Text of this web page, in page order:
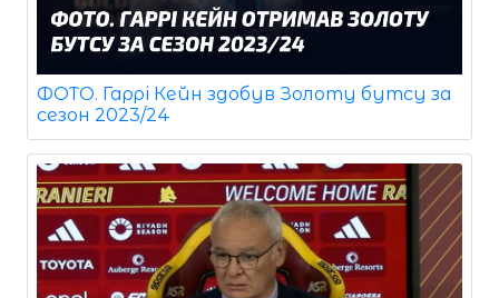
ФОТО. Гаррі Кейн здобув Золоту бутсу за
сезон 2023/24